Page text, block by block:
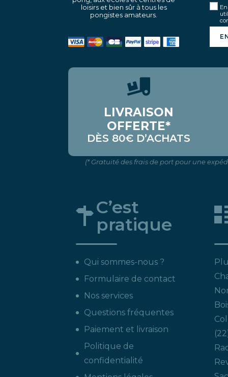
loisirs et bien sûr à tous les
pongistes amateurs.
LIVRAISON
OFFERTE*
DÈS 80€ D’ACHATS
(* Gratuité des frais de port pour une
C’est
pratique
Qui sommes-nous ?
Formulaire de contact
Nos services
Questions fréquentes
Paiement et livraison
Politique de
confidentialité
22